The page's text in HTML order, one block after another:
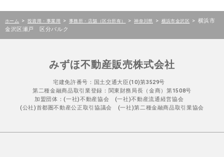
ホーム > 投資用・事業用 > 事務所・店舗（区分所有） > 神奈川県 > 横浜市金沢区 > 横浜市
金沢区瀬戸 区分バルク
みずほ不動産販売株式会社
宅建免許番号：国土交通大臣(10)第3529号
第二種金融商品取引業登録：関東財務局長（金商）第1508号
加盟団体：(一社)不動産協会 (一社)不動産流通経営協会
(公社)首都圏不動産公正取引協議会 (一社)第二種金融商品取引業協会